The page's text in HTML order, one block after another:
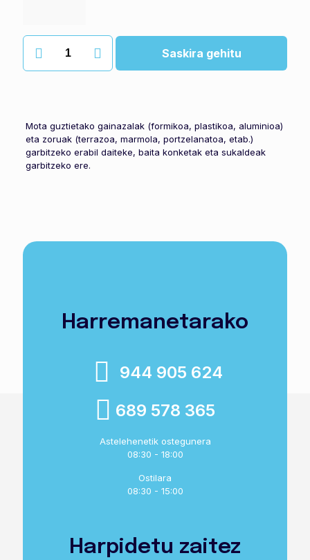
Erabilera
garbitzaile
Saskira gehitu
Mota guztietako gainazalak (formikoa, plastikoa, aluminioa)
eta zoruak (terrazoa, marmola, portzelanatoa, etab.)
garbitzeko erabil daiteke, baita konketak eta sukaldeak
garbitzeko ere.
Harremanetarako
944 905 624
689 578 365
Astelehenetik ostegunera
08:30 - 18:00
Ostilara
08:30 - 15:00
Harpidetu zaitez